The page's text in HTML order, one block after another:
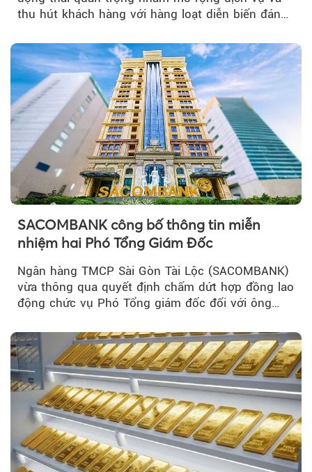
thu hút khách hàng với hàng loạt diễn biến đáng
SACOMBANK công bố thông tin miễn
nhiệm hai Phó Tổng Giám Đốc
Ngân hàng TMCP Sài Gòn Tài Lộc (SACOMBANK)
vừa thông qua quyết định chấm dứt hợp đồng lao
động chức vụ Phó Tổng giám đốc đối với ông